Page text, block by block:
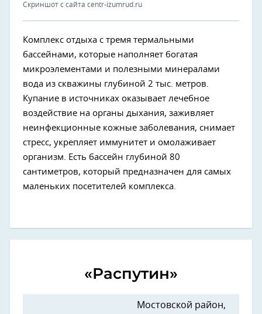
Скриншот с сайта centr-izumrud.ru
Комплекс отдыха с тремя термальными
бассейнами, которые наполняет богатая
микроэлементами и полезными минералами
вода из скважины глубиной 2 тыс. метров.
Купание в источниках оказывает лечебное
воздействие на органы дыхания, заживляет
неинфекционные кожные заболевания, снимает
стресс, укрепляет иммунитет и омолаживает
организм. Есть бассейн глубиной 80
сантиметров, который предназначен для самых
маленьких посетителей комплекса.
«Распутин»
Мостовской район,